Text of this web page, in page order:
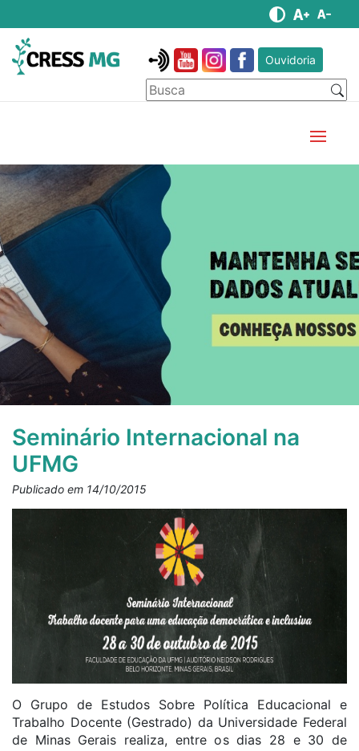
Ouvidoria
Seminário Internacional na
UFMG
Publicado em 14/10/2015
O Grupo de Estudos Sobre Política Educacional e
Trabalho Docente (Gestrado) da Universidade Federal
de Minas Gerais realiza, entre os dias 28 e 30 de